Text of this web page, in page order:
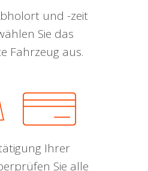
und -zeit
Sie das
Fahrzeug aus.
Ihrer
Sie alle